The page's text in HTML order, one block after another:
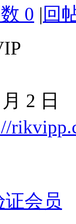
0 | 回
2 日
证会员